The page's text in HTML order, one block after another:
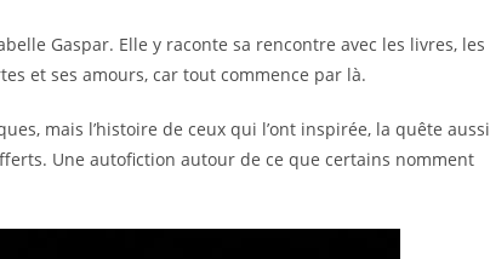
Gaspar. Elle y raconte sa rencontre avec les livres, les
et ses amours, car tout commence par là.
mais l’histoire de ceux qui l’ont inspirée, la quête aussi
Une autofiction autour de ce que certains nomment